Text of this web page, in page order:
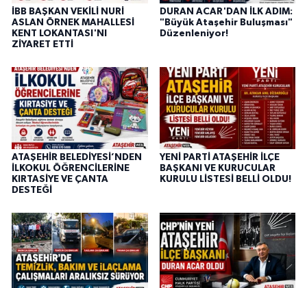
İBB BAŞKAN VEKİLİ NURİ
ASLAN ÖRNEK MAHALLESİ
KENT LOKANTASI'NI
ZİYARET ETTİ
DURAN ACAR'DAN İLK ADIM:
"Büyük Ataşehir Buluşması"
Düzenleniyor!
ATAŞEHİR BELEDİYESİ’NDEN
İLKOKUL ÖĞRENCİLERİNE
KIRTASİYE VE ÇANTA
DESTEĞİ
YENİ PARTİ ATAŞEHİR İLÇE
BAŞKANI VE KURUCULAR
KURULU LİSTESİ BELLİ OLDU!